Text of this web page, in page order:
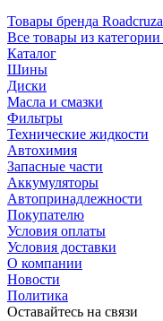
Товары бренда
Все товары из
Каталог
Шины
Диски
Масла и смазки
Фильтры
Технические жидкости
Автохимия
Запасные части
Аккумуляторы
Автопринадлежности
Покупателю
Условия оплаты
Условия доставки
О компании
Новости
Политика
Оставайтесь на связи